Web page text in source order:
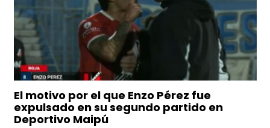
El motivo por el que Enzo Pérez fue
expulsado en su segundo partido en
Deportivo Maipú